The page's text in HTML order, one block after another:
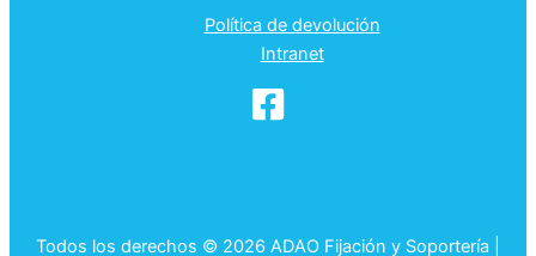
Política de devolución
Intranet
Todos los derechos © 2026 ADAO Fijación y Soportería |